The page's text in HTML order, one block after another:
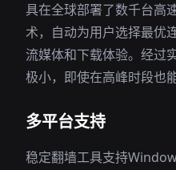
具在全球部署了数千台高
术，自动为用户选择最优
流媒体和下载体验。经过
极小，即使在高峰时段也
多平台支持
稳定翻墙工具支持